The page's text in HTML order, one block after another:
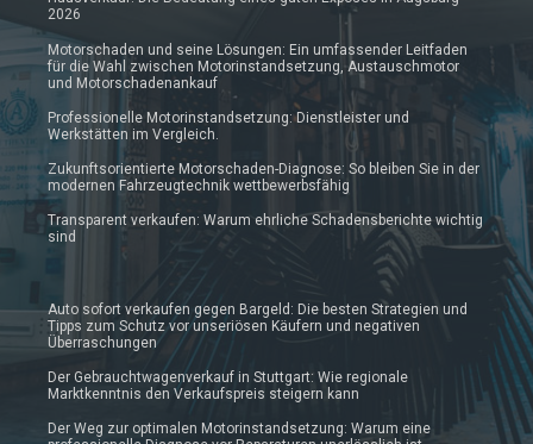
2026
Motorschaden und seine Lösungen: Ein umfassender Leitfaden
für die Wahl zwischen Motorinstandsetzung, Austauschmotor
und Motorschadenankauf
Professionelle Motorinstandsetzung: Dienstleister und
Werkstätten im Vergleich.
Zukunftsorientierte Motorschaden-Diagnose: So bleiben Sie in der
modernen Fahrzeugtechnik wettbewerbsfähig
Transparent verkaufen: Warum ehrliche Schadensberichte wichtig
sind
Auto sofort verkaufen gegen Bargeld: Die besten Strategien und
Tipps zum Schutz vor unseriösen Käufern und negativen
Überraschungen
Der Gebrauchtwagenverkauf in Stuttgart: Wie regionale
Marktkenntnis den Verkaufspreis steigern kann
Der Weg zur optimalen Motorinstandsetzung: Warum eine